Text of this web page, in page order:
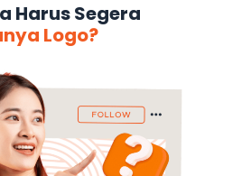
Harus Segera
Logo?